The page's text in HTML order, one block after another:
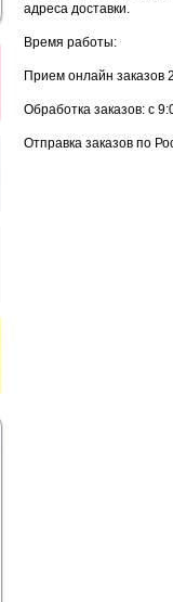
адреса доставки.
Время работы:
Прием онлайн заказов
Обработка заказов: с
Отправка заказов по